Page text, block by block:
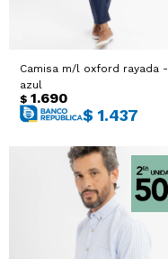
Camisa m/l oxford rayada -
azul
$ 1.690
$ 1.437